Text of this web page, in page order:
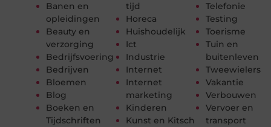
Banen en
opleidingen
Beauty en
verzorging
Bedrijfsvoering
Bedrijven
Bloemen
Blog
Boeken en
Tijdschriften
tijd
Horeca
Huishoudelijk
Ict
Industrie
Internet
Internet
marketing
Kinderen
Kunst en Kitsch
Telefonie
Testing
Toerisme
Tuin en
buitenleven
Tweewielers
Vakantie
Verbouwen
Vervoer en
transport